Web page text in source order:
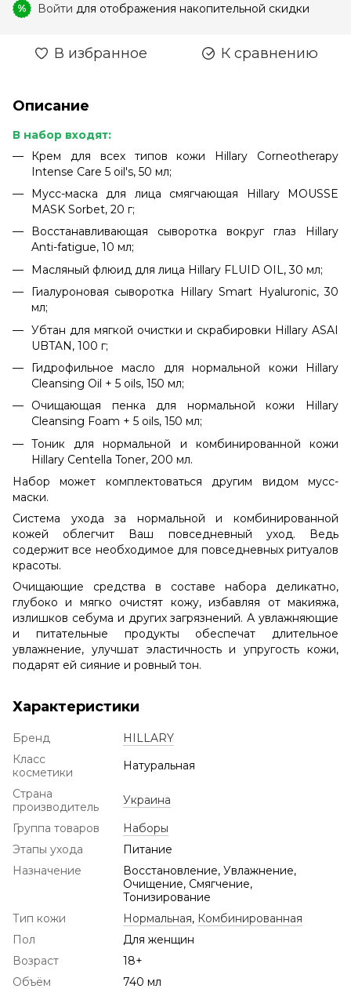
% Войти для отображения накопительной скидки
В избранное К сравнению
Описание
В набор входят:
Крем для всех типов кожи Hillary Corneotherapy
Intense Сare 5 oil's, 50 мл;
Мусс-маска для лица смягчающая Hillary MOUSSE
MASK Sorbet, 20 г;
Восстанавливающая сыворотка вокруг глаз Hillary
Anti-fatigue, 10 мл;
Масляный флюид для лица Hillary FLUID OIL, 30 мл;
Гиалуроновая сыворотка Hillary Smart Hyaluronic, 30
мл;
Убтан для мягкой очистки и скрабировки Hillary ASAI
UBTAN, 100 г;
Гидрофильное масло для нормальной кожи Hillary
Cleansing Oil + 5 oils, 150 мл;
Очищающая пенка для нормальной кожи Hillary
Cleansing Foam + 5 oils, 150 мл;
Тоник для нормальной и комбинированной кожи
Hillary Centella Toner, 200 мл.
Набор может комплектоваться другим видом мусс-
маски.
Система ухода за нормальной и комбинированной
кожей облегчит Ваш повседневный уход. Ведь
содержит все необходимое для повседневных ритуалов
красоты. ⠀
Очищающие средства в составе набора деликатно,
глубоко и мягко очистят кожу, избавляя от макияжа,
излишков себума и других загрязнений. А увлажняющие
и питательные продукты обеспечат длительное
увлажнение, улучшат эластичность и упругость кожи,
подарят ей сияние и ровный тон.
Характеристики
Бренд
HILLARY
Класс
косметики
Натуральная
Страна
производитель
Украина
Группа товаров
Наборы
Этапы ухода
Питание
Назначение
Восстановление, Увлажнение,
Очищение, Смягчение,
Тонизирование
Тип кожи
Нормальная, Комбинированная
Пол
Для женщин
Возраст
18+
Объём
740 мл